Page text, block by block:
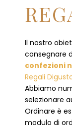
Il nostro
consegnare
confezioni
Regali
Abbiamo
selezionare
Ordinare è
modulo di